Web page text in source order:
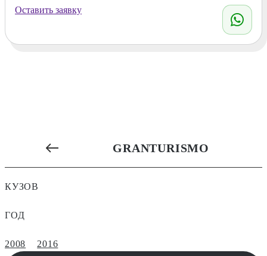
Оставить заявку
GRANTURISMO
КУЗОВ
ГОД
2008 2016